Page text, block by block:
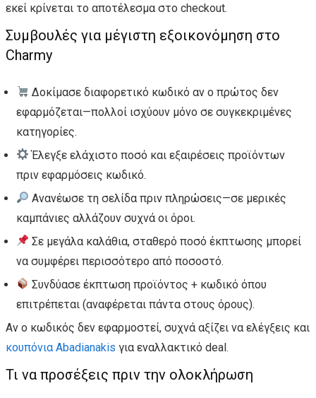
εκεί κρίνεται το αποτέλεσμα στο checkout.
Συμβουλές για μέγιστη εξοικονόμηση στο
Charmy
Δοκίμασε διαφορετικό κωδικό αν ο πρώτος δεν
εφαρμόζεται—πολλοί ισχύουν μόνο σε συγκεκριμένες
κατηγορίες.
Έλεγξε ελάχιστο ποσό και εξαιρέσεις προϊόντων
πριν εφαρμόσεις κωδικό.
Ανανέωσε τη σελίδα πριν πληρώσεις—σε μερικές
καμπάνιες αλλάζουν συχνά οι όροι.
Σε μεγάλα καλάθια, σταθερό ποσό έκπτωσης μπορεί
να συμφέρει περισσότερο από ποσοστό.
Συνδύασε έκπτωση προϊόντος + κωδικό όπου
επιτρέπεται (αναφέρεται πάντα στους όρους).
Αν ο κωδικός δεν εφαρμοστεί, συχνά αξίζει να ελέγξεις και
κουπόνια Abadianakis για εναλλακτικό deal.
Τι να προσέξεις πριν την ολοκλήρωση